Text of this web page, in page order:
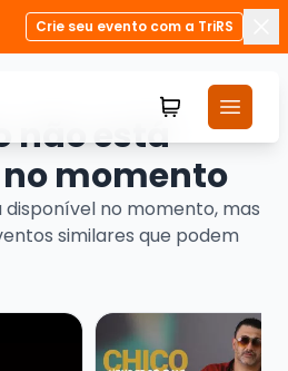
Crie seu evento com a TriRS
não está
momento
no momento, mas
similares que podem
CASTRO - STANDUP
Veja mais sobre